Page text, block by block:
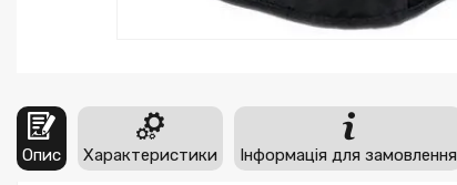
Опис Характеристики Інформація для замовлення